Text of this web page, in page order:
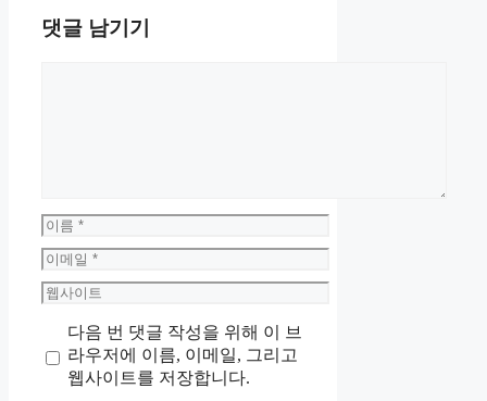
댓글 남기기
이
름
이
메
일
웹
트
다음 번 댓글 작성을 위해 이 브
라우저에 이름, 이메일, 그리고
웹사이트를 저장합니다.